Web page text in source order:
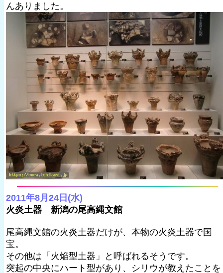
んありました。
2011年8月24日(水)
火炎土器 新潟の尾高縄文館
尾高縄文館の火炎土器だけが、本物の火炎土器で国
宝。
その他は「火焔型土器」と呼ばれるそうです。
突起の中央にハート型があり、シリウが教えたことを